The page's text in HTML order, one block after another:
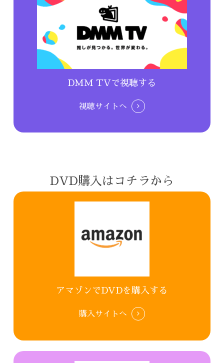
DMM TVで視聴する
視聴サイトへ
DVD購入はコチラから
アマゾンでDVDを購入する
購入サイトへ